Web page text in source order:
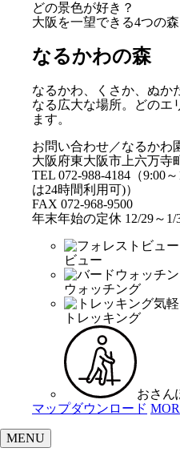
どの景色が好き？
大阪を一望できる4つの森
なるかわの森
なるかわ、くさか、ぬか
なる広大な場所。どのエ
ます。
お問い合わせ／なるかわ
大阪府東大阪市上六万寺
TEL 072-988-4184（9:00
は24時間利用可)）
FAX 072-968-9500
年末年始の定休 12/29～1/
ビュー
ウォッチング
気
トレッキング
おさん
マップダウンロード
MENU